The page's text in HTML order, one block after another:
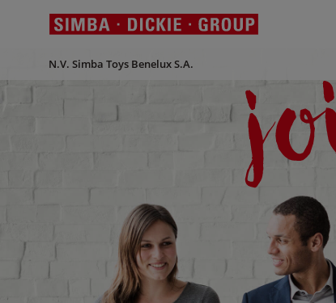
N.V. Simba Toys Benelux S.A.